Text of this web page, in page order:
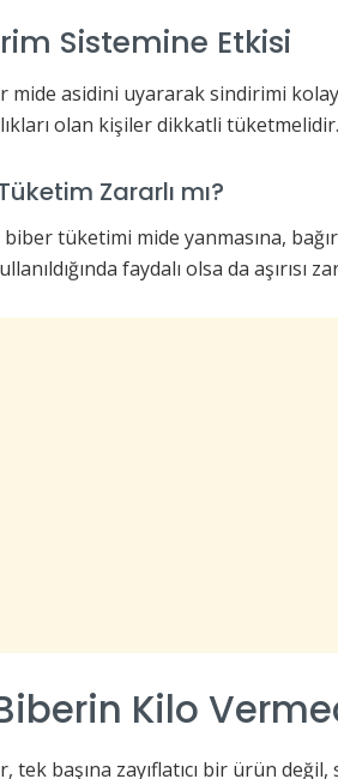
Sistemine Etkisi
mide asidini uyararak sindirimi
olan kişiler dikkatli tüketmelidir.
Zararlı mı?
biber tüketimi mide yanmasına,
faydalı olsa da aşırısı
Kilo
tek başına zayıflatıcı bir ürün